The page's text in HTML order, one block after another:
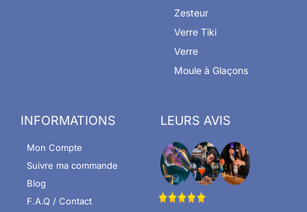
Zesteur
Verre Tiki
Verre
Moule à Glaçons
INFORMATIONS
Mon Compte
Suivre ma commande
Blog
F.A.Q / Contact
LEURS AVIS